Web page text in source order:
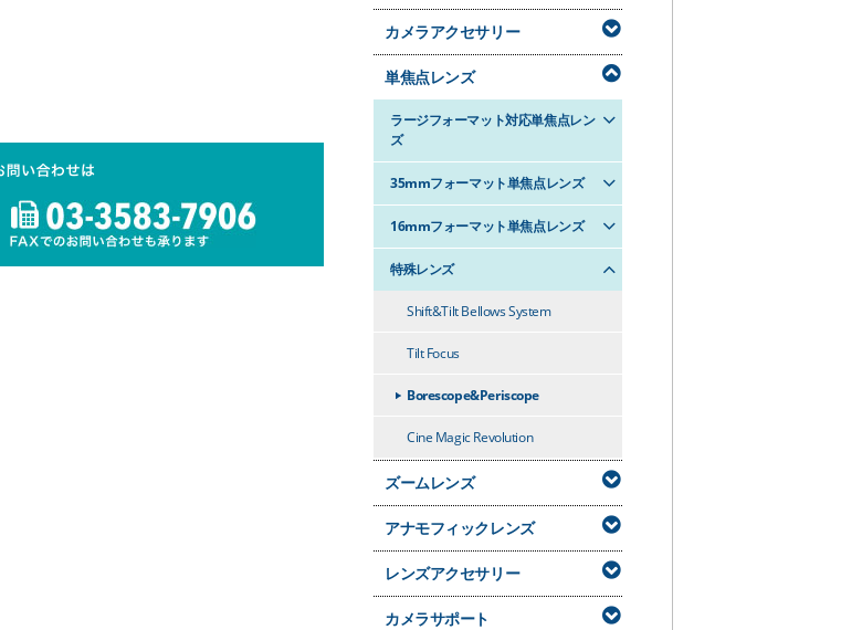
カメラアクセサリー
単焦点レンズ
ラージフォーマット対応単焦点レン
ズ
35mmフォーマット単焦点レンズ
16mmフォーマット単焦点レンズ
特殊レンズ
Shift&Tilt Bellows System
Tilt Focus
Borescope&Periscope
Cine Magic Revolution
ズームレンズ
アナモフィックレンズ
レンズアクセサリー
カメラサポート